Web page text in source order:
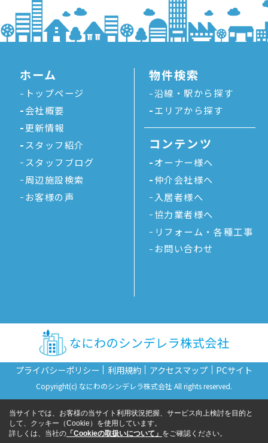
ホーム
トップページ
会社概要
更新情報
スタッフ紹介
スタッフブログ
周辺施設検索
お客様の声
物件検索
沿線・駅から探す
エリアから探す
コンテンツ
オーナー様へ
仲介会社様へ
入居者様へ
協力業者様へ
リフォーム・各種工事
お問い合わせ
プライバシーポリシー 利用規約 アクセスマップ PCサイト
Copyright(c) なにわのシンデレラ株式会社 All rights reserved.
当サイトでは、お客様の当サイト利用状況把握、サービス向上検討を目的と
して、クッキー（Cookie）を使用しています。
詳しくは、当社の 「Cookieの取扱いについて」 をご確認ください。